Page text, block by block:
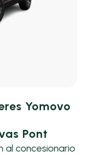
Yomovo
Pont
al concesionario